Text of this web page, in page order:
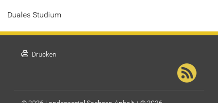
Duales Studium
print Drucken